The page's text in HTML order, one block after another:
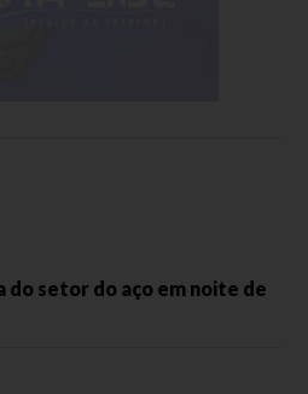
setor do aço em noite de